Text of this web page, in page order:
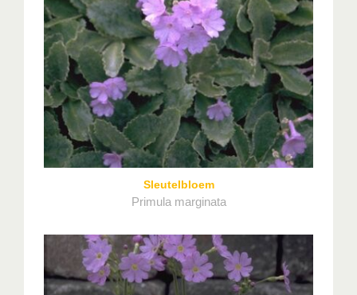
Sleutelbloem
Primula marginata